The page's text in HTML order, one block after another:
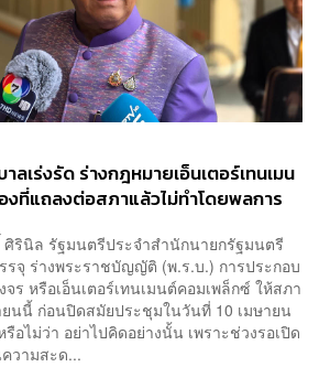
เร่งรัด ร่างกฎหมายเอ็นเตอร์เทนเมน
งที่แถลงต่อสภาแล้วไม่ทำโดยพลการ
รินิล รัฐมนตรีประจำสำนักนายกรัฐมนตรี
รจุ ร่างพระราชบัญญัติ (พ.ร.บ.) การประกอบ
ร หรือเอ็นเตอร์เทนเมนต์คอมเพล็กซ์ ให้สภา
นนี้ ก่อนปิดสมัยประชุมในวันที่ 10 เมษายน
รือไม่ว่า อย่าไปคิดอย่างนั้น เพราะช่วงรอเปิด
วามสะด...